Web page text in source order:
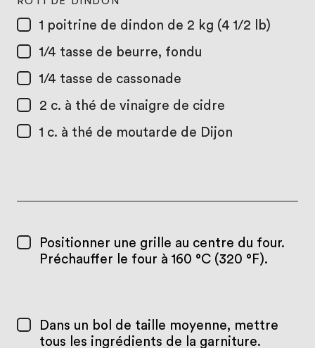
1 poitrine de dindon de 2 kg (4 1/2 lb)
1/4 tasse de beurre, fondu
1/4 tasse de cassonade
2 c. à thé de vinaigre de cidre
1 c. à thé de moutarde de Dijon
Positionner une grille au centre du four.
Préchauffer le four à 160 °C (320 °F).
Dans un bol de taille moyenne, mettre
tous les ingrédients de la garniture.